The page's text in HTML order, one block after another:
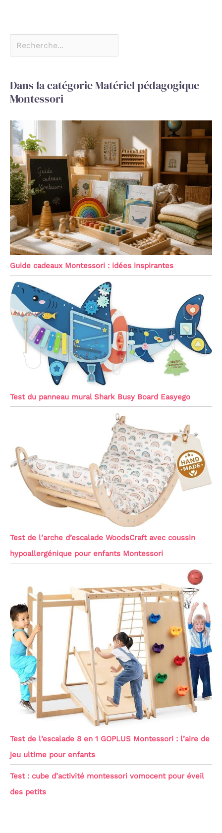
Dans la catégorie Matériel pédagogique
Montessori
Guide cadeaux Montessori : idées inspirantes
Test du panneau mural Shark Busy Board Easyego
Test de l’arche d’escalade WoodsCraft avec coussin
hypoallergénique pour enfants Montessori
Test de l’escalade 8 en 1 GOPLUS Montessori : l’aire de
jeu ultime pour enfants
Test : cube d’activité montessori vomocent pour éveil
des petits